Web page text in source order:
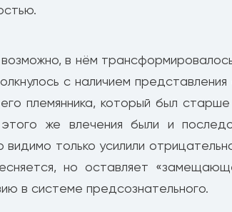
в нём
с наличием
племянника, который был
же влечения были и
только усилили
но оставляет
в системе предсознательного.